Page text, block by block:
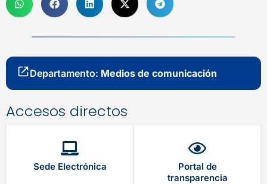
Departamento: Medios de comunicación
Accesos directos
Sede Electrónica
Portal de
transparencia